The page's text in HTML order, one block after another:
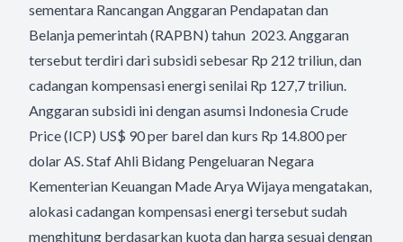
sementara Rancangan Anggaran Pendapatan dan
Belanja pemerintah (RAPBN) tahun 2023. Anggaran
tersebut terdiri dari subsidi sebesar Rp 212 triliun, dan
cadangan kompensasi energi senilai Rp 127,7 triliun.
Anggaran subsidi ini dengan asumsi Indonesia Crude
Price (ICP) US$ 90 per barel dan kurs Rp 14.800 per
dolar AS. Staf Ahli Bidang Pengeluaran Negara
Kementerian Keuangan Made Arya Wijaya mengatakan,
alokasi cadangan kompensasi energi tersebut sudah
menghitung berdasarkan kuota dan harga sesuai dengan